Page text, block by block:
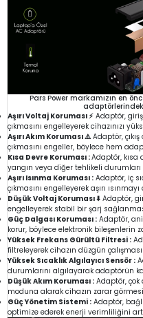
Pars Power markamızın en
Aşırı Voltaj Koruması ⚡ Adaptör,
çıkmasını engelleyerek cihazınızı
Aşırı Akım Koruması ⚠️Adaptör, çıkış
çıkmasını engeller, böylece hem
Kısa Devre Koruması :Adaptör,
yangın veya diğer tehlikeli durumları
Aşırı Isınma Koruması : Adaptör, iç
çıkmasını engelleyerek aşırı
Düşük Voltaj Koruması ⬇️ Adaptör,
engelleyerek stabil bir şarj
Güç Dalgası Koruması : Adaptör, ani
korur, böylece elektronik bileşenlerin
Yüksek Frekans Gürültü Filtresi :
filtreleyerek cihazın düzgün
Yüksek Sıcaklık Algılayıcı Sensör :
durumlarını algılayarak adaptörün
Düşük Akım Koruması : Adaptör,
moduna alarak cihazın zarar
Güç Yönetim Sistemi : Adaptör,
optimize ederek enerji verimliliğini